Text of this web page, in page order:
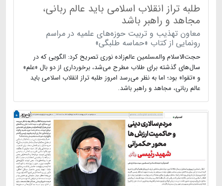
طلبه تراز انقلاب اسلامی باید عالم ربانی،
مجاهد و راهبر باشد
معاون تهذیب و تربیت حوزه‌های علمیه در مراسم
رونمایی از کتاب «حماسه طلبگی»
حجت‌الاسلام والمسلمین عالم‌زاده ‌نوری تصریح کرد: الگویی که در
سال‌های گذشته برای طلاب مطرح می‌شد، برخورداری از دو بال «علم»
و «تقوا» بود؛ اما به نظر می‌رسد امروز طلبه تراز انقلاب اسلامی باید
عالم ربانی، مجاهد و راهبر باشد.